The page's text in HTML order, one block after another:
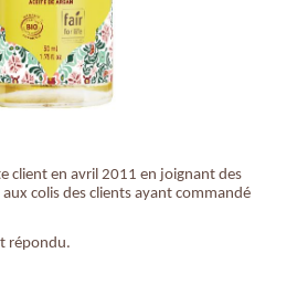
client en avril 2011 en joignant des
colis des clients ayant commandé
répondu.